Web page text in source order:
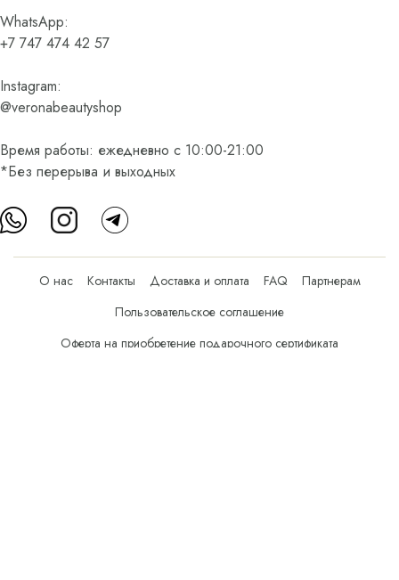
WhatsApp:
+7 747 474 42 57
Instagram:
@veronabeautyshop
Время работы: ежедневно с 10:00-21:00
*Без перерыва и выходных
О нас Контакты Доставка и оплата FAQ
Партнерам
Пользовательское соглашение
Оферта на приобретение подарочного сертификата